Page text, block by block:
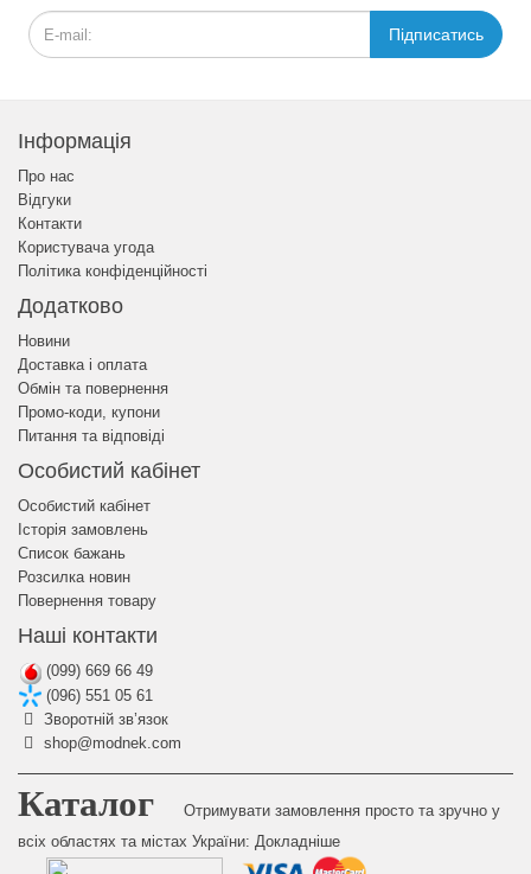
Підписатись
Інформація
Про нас
Відгуки
Контакти
Користувача угода
Політика конфіденційності
Додатково
Новини
Доставка і оплата
Обмін та повернення
Промо-коди, купони
Питання та відповіді
Особистий кабінет
Особистий кабінет
Історія замовлень
Список бажань
Розсилка новин
Повернення товару
Наші контакти
(099) 669 66 49
(096) 551 05 61
Зворотній зв’язок
shop@modnek.com
Каталог
Отримувати замовлення просто та зручно у
всіх областях та містах України: Докладніше